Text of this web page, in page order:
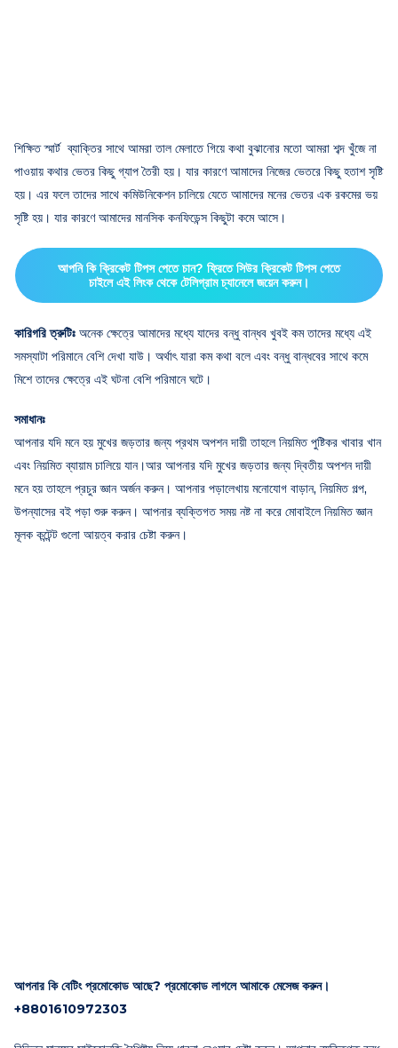
শিক্ষিত স্মার্ট ব্যাক্তির সাথে আমরা তাল মেলাতে গিয়ে কথা বুঝানোর মতো আমরা শব্দ খুঁজে না
পাওয়ায় কথার ভেতর কিছু গ্যাপ তৈরী হয়। যার কারণে আমাদের নিজের ভেতরে কিছু হতাশ সৃষ্টি
হয়। এর ফলে তাদের সাথে কমিউনিকেশন চালিয়ে যেতে আমাদের মনের ভেতর এক রকমের ভয়
সৃষ্টি হয়। যার কারণে আমাদের মানসিক কনফিডেন্স কিছুটা কমে আসে।
আপনি কি ক্রিকেট টিপস পেতে চান? ফ্রিতে সিউর ক্রিকেট টিপস পেতে
চাইলে এই লিংক থেকে টেলিগ্রাম চ্যানেলে জয়েন করুন।
কারিগরি ত্রুটিঃ অনেক ক্ষেত্রে আমাদের মধ্যে যাদের বন্ধু বান্ধব খুবই কম তাদের মধ্যে এই
সমস্যাটা পরিমানে বেশি দেখা যাউ। অর্থাৎ যারা কম কথা বলে এবং বন্ধু বান্ধবের সাথে কমে
মিশে তাদের ক্ষেত্রে এই ঘটনা বেশি পরিমানে ঘটে।
সমাধানঃ
আপনার যদি মনে হয় মুখের জড়তার জন্য প্রথম অপশন দায়ী তাহলে নিয়মিত পুষ্টিকর খাবার খান
এবং নিয়মিত ব্যায়াম চালিয়ে যান।আর আপনার যদি মুখের জড়তার জন্য দ্বিতীয় অপশন দায়ী
মনে হয় তাহলে প্রচুর জ্ঞান অর্জন করুন। আপনার পড়ালেখায় মনোযোগ বাড়ান, নিয়মিত গল্প,
উপন্যাসের বই পড়া শুরু করুন। আপনার ব্যক্তিগত সময় নষ্ট না করে মোবাইলে নিয়মিত জ্ঞান
মূলক কন্টেন্ট গুলো আয়ত্ব করার চেষ্টা করুন।
আপনার কি বেটিং প্রমোকোড আছে? প্রমোকোড লাগলে আমাকে মেসেজ করুন।
+8801610972303